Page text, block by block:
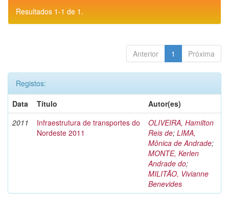
Resultados 1-1 de 1.
Anterior 1 Próxima
Registos:
Data
Título
Autor(es)
2011
Infraestrutura de transportes do
Nordeste 2011
OLIVEIRA, Hamilton
Reis de; LIMA,
Mônica de Andrade;
MONTE, Kerlen
Andrade do;
MILITÃO, Vivianne
Benevides